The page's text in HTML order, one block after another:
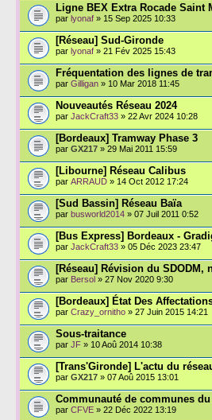
Ligne BEX Extra Rocade Saint
par lyonaf » 15 Sep 2025 10:33
[Réseau] Sud-Gironde
par lyonaf » 21 Fév 2025 15:43
Fréquentation des lignes de
par Gilligan » 10 Mar 2018 11:45
Nouveautés Réseau 2024
par JackCraft33 » 22 Avr 2024 10:28
[Bordeaux] Tramway Phase 3
par GX217 » 29 Mai 2011 15:59
[Libourne] Réseau Calibus
par ARRAUD » 14 Oct 2012 17:24
[Sud Bassin] Réseau Baïa
par busworld2014 » 07 Juil 2011 0:52
[Bus Express] Bordeaux -
par JackCraft33 » 05 Déc 2023 23:47
[Réseau] Révision du SDODM,
par Bersol » 27 Nov 2020 9:30
[Bordeaux] État Des
par Crazy_ornitho » 27 Juin 2015 14:21
Sous-traitance
par JF » 10 Aoû 2014 10:38
[Trans'Gironde] L'actu du
par GX217 » 07 Aoû 2015 13:01
Communauté de communes
par CFVE » 22 Déc 2022 13:19